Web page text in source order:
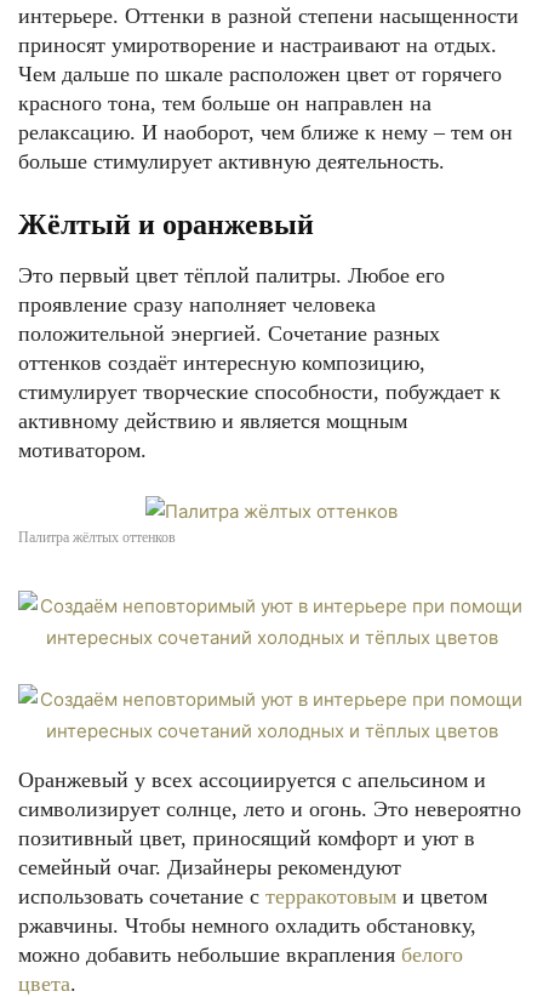
интерьере. Оттенки в разной степени насыщенности
приносят умиротворение и настраивают на отдых.
Чем дальше по шкале расположен цвет от горячего
красного тона, тем больше он направлен на
релаксацию. И наоборот, чем ближе к нему – тем он
больше стимулирует активную деятельность.
Жёлтый и оранжевый
Это первый цвет тёплой палитры. Любое его
проявление сразу наполняет человека
положительной энергией. Сочетание разных
оттенков создаёт интересную композицию,
стимулирует творческие способности, побуждает к
активному действию и является мощным
мотиватором.
Палитра жёлтых оттенков
Оранжевый у всех ассоциируется с апельсином и
символизирует солнце, лето и огонь. Это невероятно
позитивный цвет, приносящий комфорт и уют в
семейный очаг. Дизайнеры рекомендуют
использовать сочетание с терракотовым и цветом
ржавчины. Чтобы немного охладить обстановку,
можно добавить небольшие вкрапления белого
цвета.